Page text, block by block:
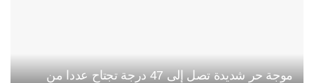
موجة حر شديدة تصل إلى 47 درجة تجتاح عددا من